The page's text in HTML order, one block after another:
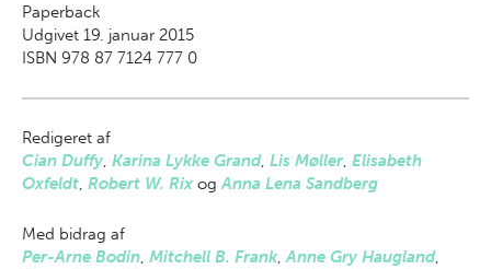
Paperback
Udgivet 19. januar 2015
ISBN 978 87 7124 777 0
Redigeret af
Cian Duffy, Karina Lykke Grand, Lis Møller, Elisabeth
Oxfeldt, Robert W. Rix ogAnna Lena Sandberg
Med bidrag af
Per-Arne Bodin, Mitchell B. Frank,Anne Gry Haugland,